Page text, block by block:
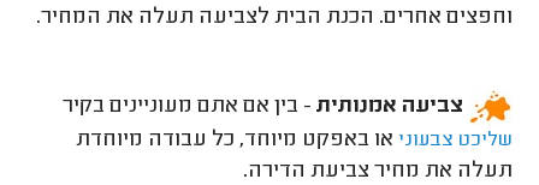
וחפצים אחרים. הכנת הבית לצביעה תעלה את המחיר.
צביעה אמנותית - בין אם אתם מעוניינים בקיר
שליכט צבעוני או באפקט מיוחד, כל עבודה מיוחדת
תעלה את מחיר צביעת הדירה.